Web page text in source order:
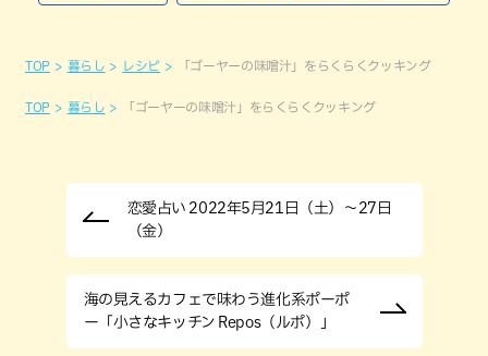
TOP 暮らし レシピ 「ゴーヤーの味噌汁」をらくらくクッキング
TOP 暮らし 「ゴーヤーの味噌汁」をらくらくクッキング
恋愛占い 2022年5月21日（土）～27日
（金）
海の見えるカフェで味わう進化系ポーポ
ー「小さなキッチン Repos（ルポ）」